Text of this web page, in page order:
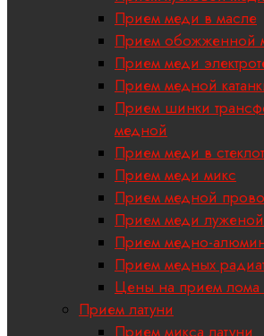
Прием меди в масле
Прием обожженной
Прием меди
Прием медной
Прием шинки
медной
Прием меди в
Прием меди микс
Прием медной
Прием меди луженой
Прием медно-
Прием медных
Цены на прием лома
Прием латуни